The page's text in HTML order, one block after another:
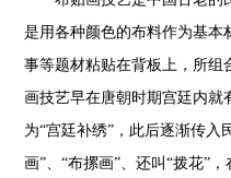
是用各种颜色的布料作为基本
事等题材粘贴在背板上，所组
画技艺早在唐朝时期宫廷内
为“宫廷补绣”，此后逐渐传入
画”、“布摞画”、还叫“拨花”